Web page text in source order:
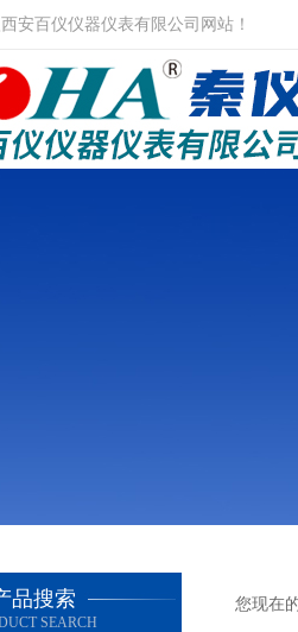
安百仪仪器仪表有限公司网站！
品搜索
SEARCH
您现在